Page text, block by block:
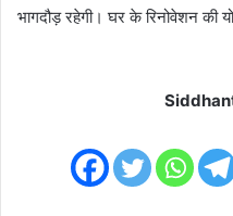
भागदौड़ रहेगी। घर के रिनोवेशन की